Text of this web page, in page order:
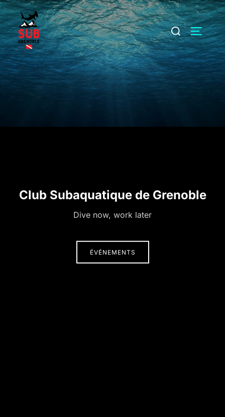
Aller
au
contenu
Rechercher :
Club Subaquatique de Grenoble
Dive now, work later
ÉVÉNEMENTS